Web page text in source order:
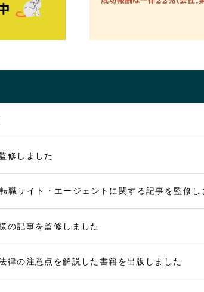
修しました
職サイト・エージェントに関する記事を監修し
の記事を監修しました
律の注意点を解説した書籍を出版しました